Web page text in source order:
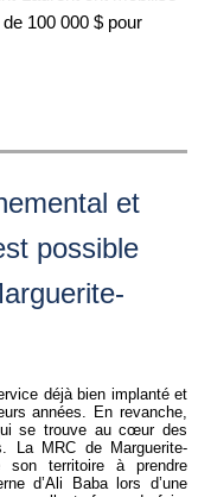
100 000 $ pour
et
possible
déjà bien implanté et
années. En revanche,
se trouve au cœur des
La MRC de Marguerite-
son territoire à prendre
d’Ali Baba lors d’une